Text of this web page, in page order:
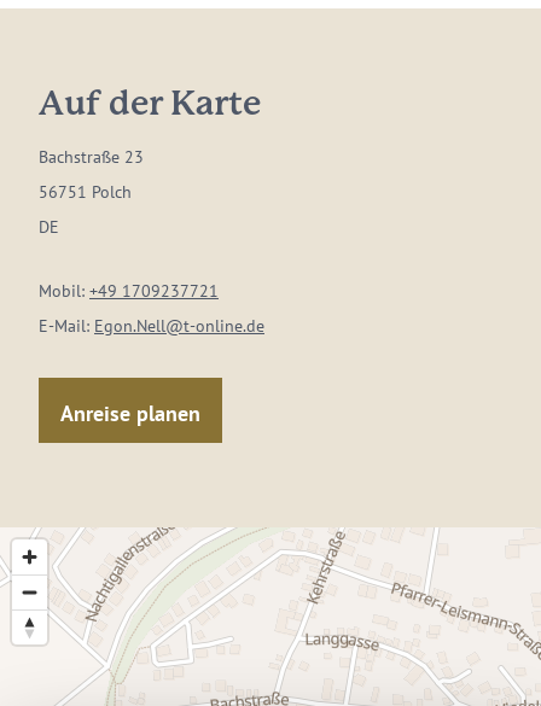
Auf der Karte
Bachstraße 23
56751 Polch
DE
Mobil: +49 1709237721
E-Mail: Egon.Nell@t-online.de
Anreise planen